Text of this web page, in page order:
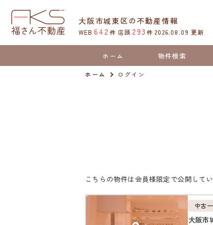
大阪市城東区の不動産情報
WEB 642 件 店頭 293 件 2026.08.09 更新
ホーム 物件検索
ホーム ログイン
こちらの物件は会員様限定で公開して
中古
大阪市